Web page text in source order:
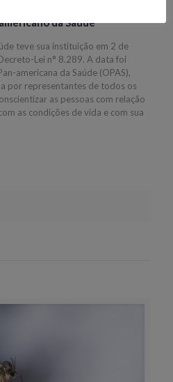
da Saúde
teve sua instituição em 2 de
Lei n° 8.289. A data foi
americana da Saúde (OPAS),
por representantes de todos os
as pessoas com relação
as condições de vida e com sua